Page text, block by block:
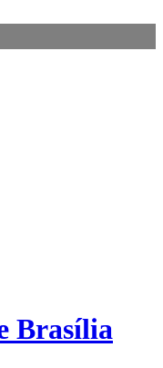
Brasília